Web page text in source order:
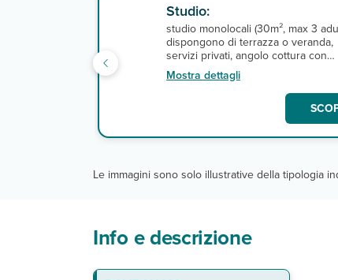
Studio:
studio monolocali (30m², max 3
dispongono di terrazza o veranda,
servizi privati, angolo cottura con
minifrigo, aria condizionata,
asciugacapelli, connessione wi-fi
gratuita e tv satellitare con canali
italiani (Rai). A pagamento,
sicurezza. Pulizia 3 volte a
cambio asciugamani tutti i giorni
Mostra dettagli
Le immagini sono solo illustrative della tipologia
Info e descrizione